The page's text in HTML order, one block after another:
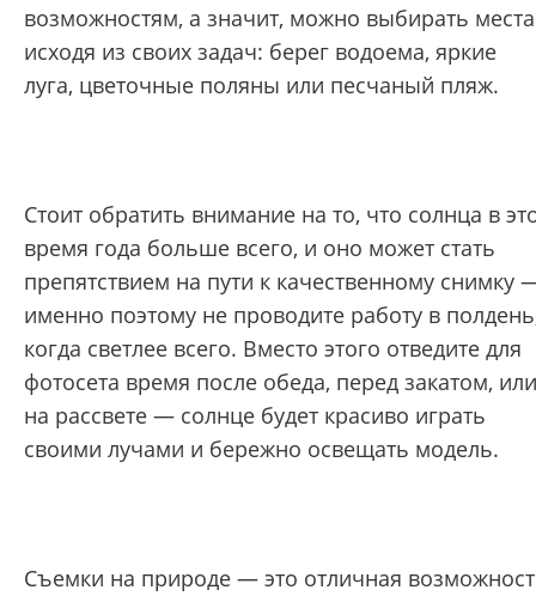
возможностям, а значит, можно выбирать места
исходя из своих задач: берег водоема, яркие
луга, цветочные поляны или песчаный пляж.
Стоит обратить внимание на то, что солнца в
время года больше всего, и оно может стать
препятствием на пути к качественному снимку
именно поэтому не проводите работу в
когда светлее всего. Вместо этого отведите для
фотосета время после обеда, перед закатом, или
на рассвете — солнце будет красиво играть
своими лучами и бережно освещать модель.
Съемки на природе — это отличная